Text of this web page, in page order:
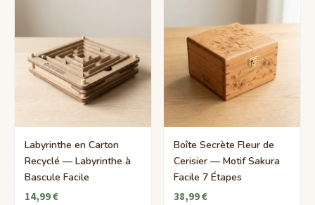
Labyrinthe en Carton
Recyclé — Labyrinthe à
Bascule Facile
14,99 €
Boîte Secrète Fleur de
Cerisier — Motif Sakura
Facile 7 Étapes
38,99 €